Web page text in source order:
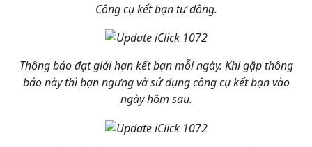
Công cụ kết bạn tự động.
Thông báo đạt giới hạn kết bạn mỗi ngày. Khi gặp thông
báo này thì bạn ngưng và sử dụng công cụ kết bạn vào
ngày hôm sau.